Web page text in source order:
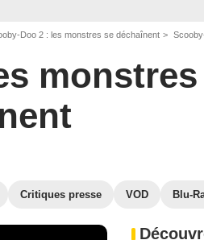
Doo 2 : les monstres se déchaînent Scooby-
monstres
Critiques presse VOD Blu-